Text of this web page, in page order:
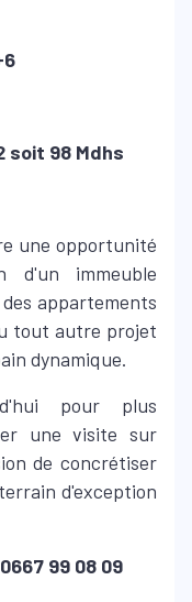
soit 98 Mdhs
une opportunité
d'un immeuble
appartements
tout autre projet
dynamique.
pour plus
une visite sur
de concrétiser
d'exception
99 08 09